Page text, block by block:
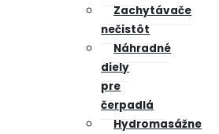
Zachytávače
nečistôt
Náhradné
diely
pre
čerpadlá
Hydromasážne